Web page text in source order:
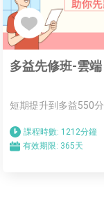
多益先修班-雲端
短期提升到多益550分
課程時數: 1212分鐘
有效期限: 365天